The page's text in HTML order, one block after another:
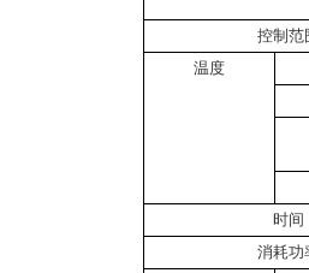
控制范
温度
时间
消耗功